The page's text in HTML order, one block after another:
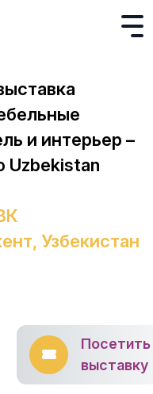
и интерьер –
Uzbekistan
Узбекистан
Посетить
выставку